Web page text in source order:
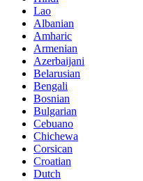
Lao
Albanian
Amharic
Armenian
Azerbaijani
Belarusian
Bengali
Bosnian
Bulgarian
Cebuano
Chichewa
Corsican
Croatian
Dutch